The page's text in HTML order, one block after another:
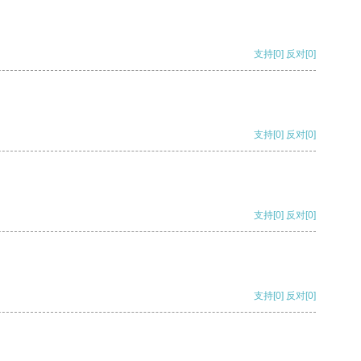
支持[0] 反对[0]
支持[0] 反对[0]
支持[0] 反对[0]
支持[0] 反对[0]